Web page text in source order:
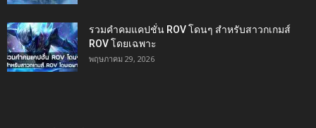
รวมคำคมแคปชั่น ROV โดนๆ สำหรับสาวกเกมส์
ROV โดยเฉพาะ
พฤษภาคม 29, 2026